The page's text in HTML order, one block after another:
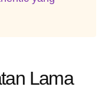
Lama